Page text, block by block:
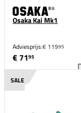
Osaka Kai Mk1
Adviesprijs:€ 11995
€ 7195
SALE